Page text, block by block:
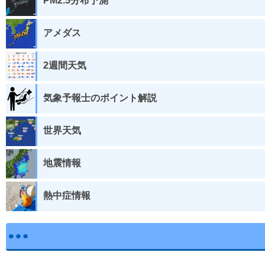
アメダス
2週間天気
気象予報士のポイント解説
世界天気
地震情報
熱中症情報